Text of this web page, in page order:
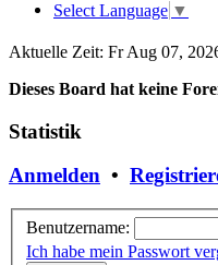
Select Language ▼
Aktuelle Zeit: Fr Aug 07,
Dieses Board hat keine
Statistik
Anmelden •
Benutzername:
Ich habe mein Passwort